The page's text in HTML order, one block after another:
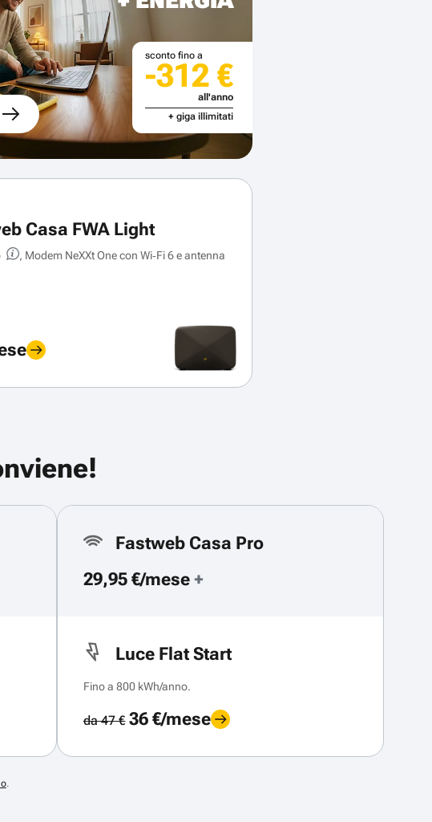
sconto fino a
-312 €
all'anno
+ giga illimitati
Casa FWA Light
, Modem NeXXt One con Wi‑Fi 6 e antenna
Fastweb Casa Pro
29,95 €/mese +
Luce Flat Start
Fino a 800 kWh/anno.
da 47 €36 €/mese
.